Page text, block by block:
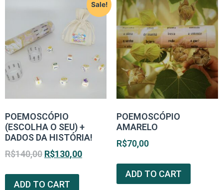
Sale!
POEMOSCÓPIO
(ESCOLHA O SEU) +
DADOS DA HISTÓRIA!
R$140,00 R$130,00
ADD TO CART
POEMOSCÓPIO
AMARELO
R$70,00
ADD TO CART